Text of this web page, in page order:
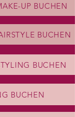
UP BUCHEN
BUCHEN
BUCHEN
BUCHEN